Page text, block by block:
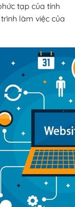
tạp của tính
làm việc của